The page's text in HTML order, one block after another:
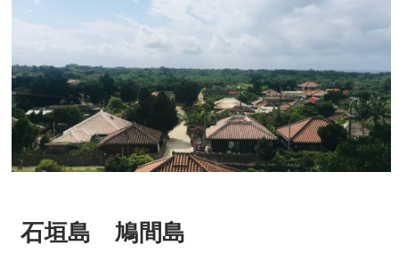
石垣島 鳩間島